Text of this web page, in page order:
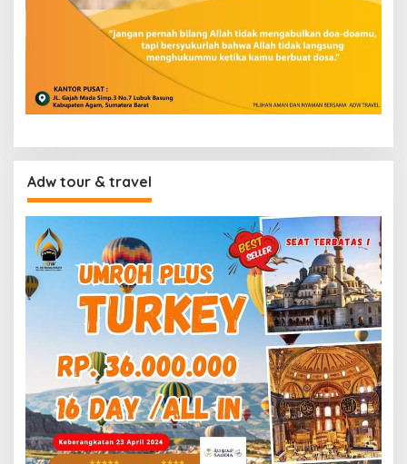
Adw tour & travel